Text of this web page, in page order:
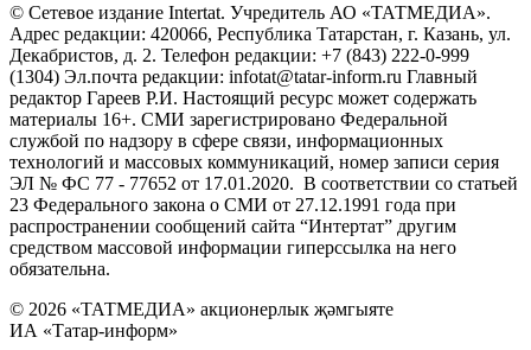
© Сетевое издание Intertat. Учредитель АО «ТАТМЕДИА».
Адрес редакции: 420066, Республика Татарстан, г. Казань, ул.
Декабристов, д. 2. Телефон редакции: +7 (843) 222-0-999
(1304) Эл.почта редакции: infotat@tatar-inform.ru Главный
редактор Гареев Р.И. Настоящий ресурс может содержать
материалы 16+. СМИ зарегистрировано Федеральной
службой по надзору в сфере связи, информационных
технологий и массовых коммуникаций, номер записи серия
ЭЛ № ФС 77 - 77652 от 17.01.2020. В соответствии со статьей
23 Федерального закона о СМИ от 27.12.1991 года при
распространении сообщений сайта “Интертат” другим
средством массовой информации гиперссылка на него
обязательна.
© 2026 «ТАТМЕДИА» акционерлык җәмгыяте
ИА «Татар-информ»